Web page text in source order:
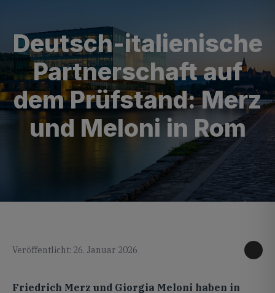
Deutsch-italienische
Partnerschaft auf
dem Prüfstand: Merz
und Meloni in Rom
Veröffentlicht: 26. Januar 2026
Friedrich Merz und Giorgia Meloni haben in